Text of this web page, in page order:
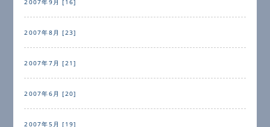
2007年8月 [23]
2007年7月 [21]
2007年6月 [20]
2007年5月 [19]